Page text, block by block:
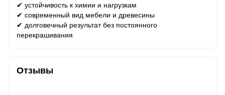
✔ устойчивость к химии и нагрузкам
✔ современный вид мебели и древесины
✔ долговечный результат без постоянного
перекрашивания
Отзывы